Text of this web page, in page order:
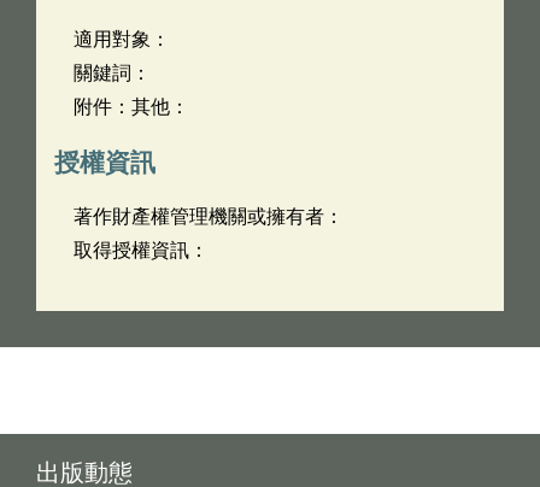
適用對象：
關鍵詞：
附件：其他：
授權資訊
著作財產權管理機關或擁有者：
取得授權資訊：
出版動態